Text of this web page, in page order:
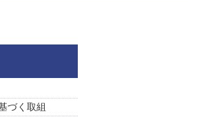
づく取組